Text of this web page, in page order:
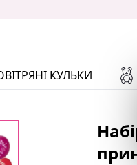
КУЛЬКИ